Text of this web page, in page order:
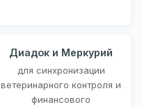
Диадок и Меркурий
для синхронизации
ветеринарного контроля и
финансового